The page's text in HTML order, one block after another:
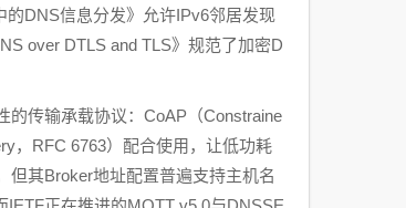
DNS信息分发》允许IPv6邻居发现
over DTLS and TLS》规范了加密D
的传输承载协议：CoAP（Constraine
，RFC 6763）配合使用，让低功耗
其Broker地址配置普遍支持主机名